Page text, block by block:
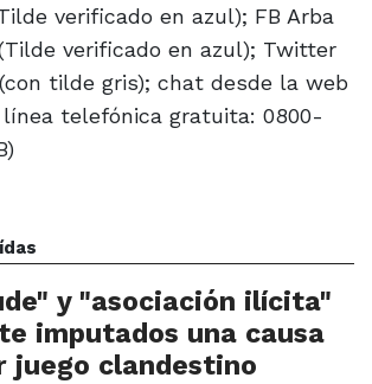
verificado en azul); FB Arba
verificado en azul); Twitter
(con tilde gris); chat desde la web
línea telefónica gratuita: 0800-
y "asociación ilícita"
imputados una causa
juego clandestino